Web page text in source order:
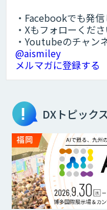
・Facebookでも発
・Xもフォローくだ
・Youtubeのチャン
@aismiley
メルマガに登録する
DXトピックス